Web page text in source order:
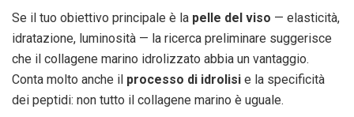
Se il tuo obiettivo principale è la pelle del viso — elasticità,
idratazione, luminosità — la ricerca preliminare suggerisce
che il collagene marino idrolizzato abbia un vantaggio.
Conta molto anche il processo di idrolisi e la specificità
dei peptidi: non tutto il collagene marino è uguale.